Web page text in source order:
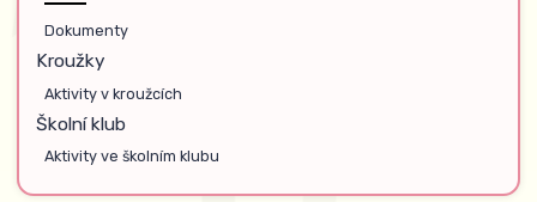
Dokumenty
Kroužky
Aktivity v kroužcích
Školní klub
Aktivity ve školním klubu